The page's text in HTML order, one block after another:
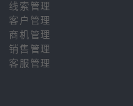
线索管理
客户管理
商机管理
销售管理
客服管理